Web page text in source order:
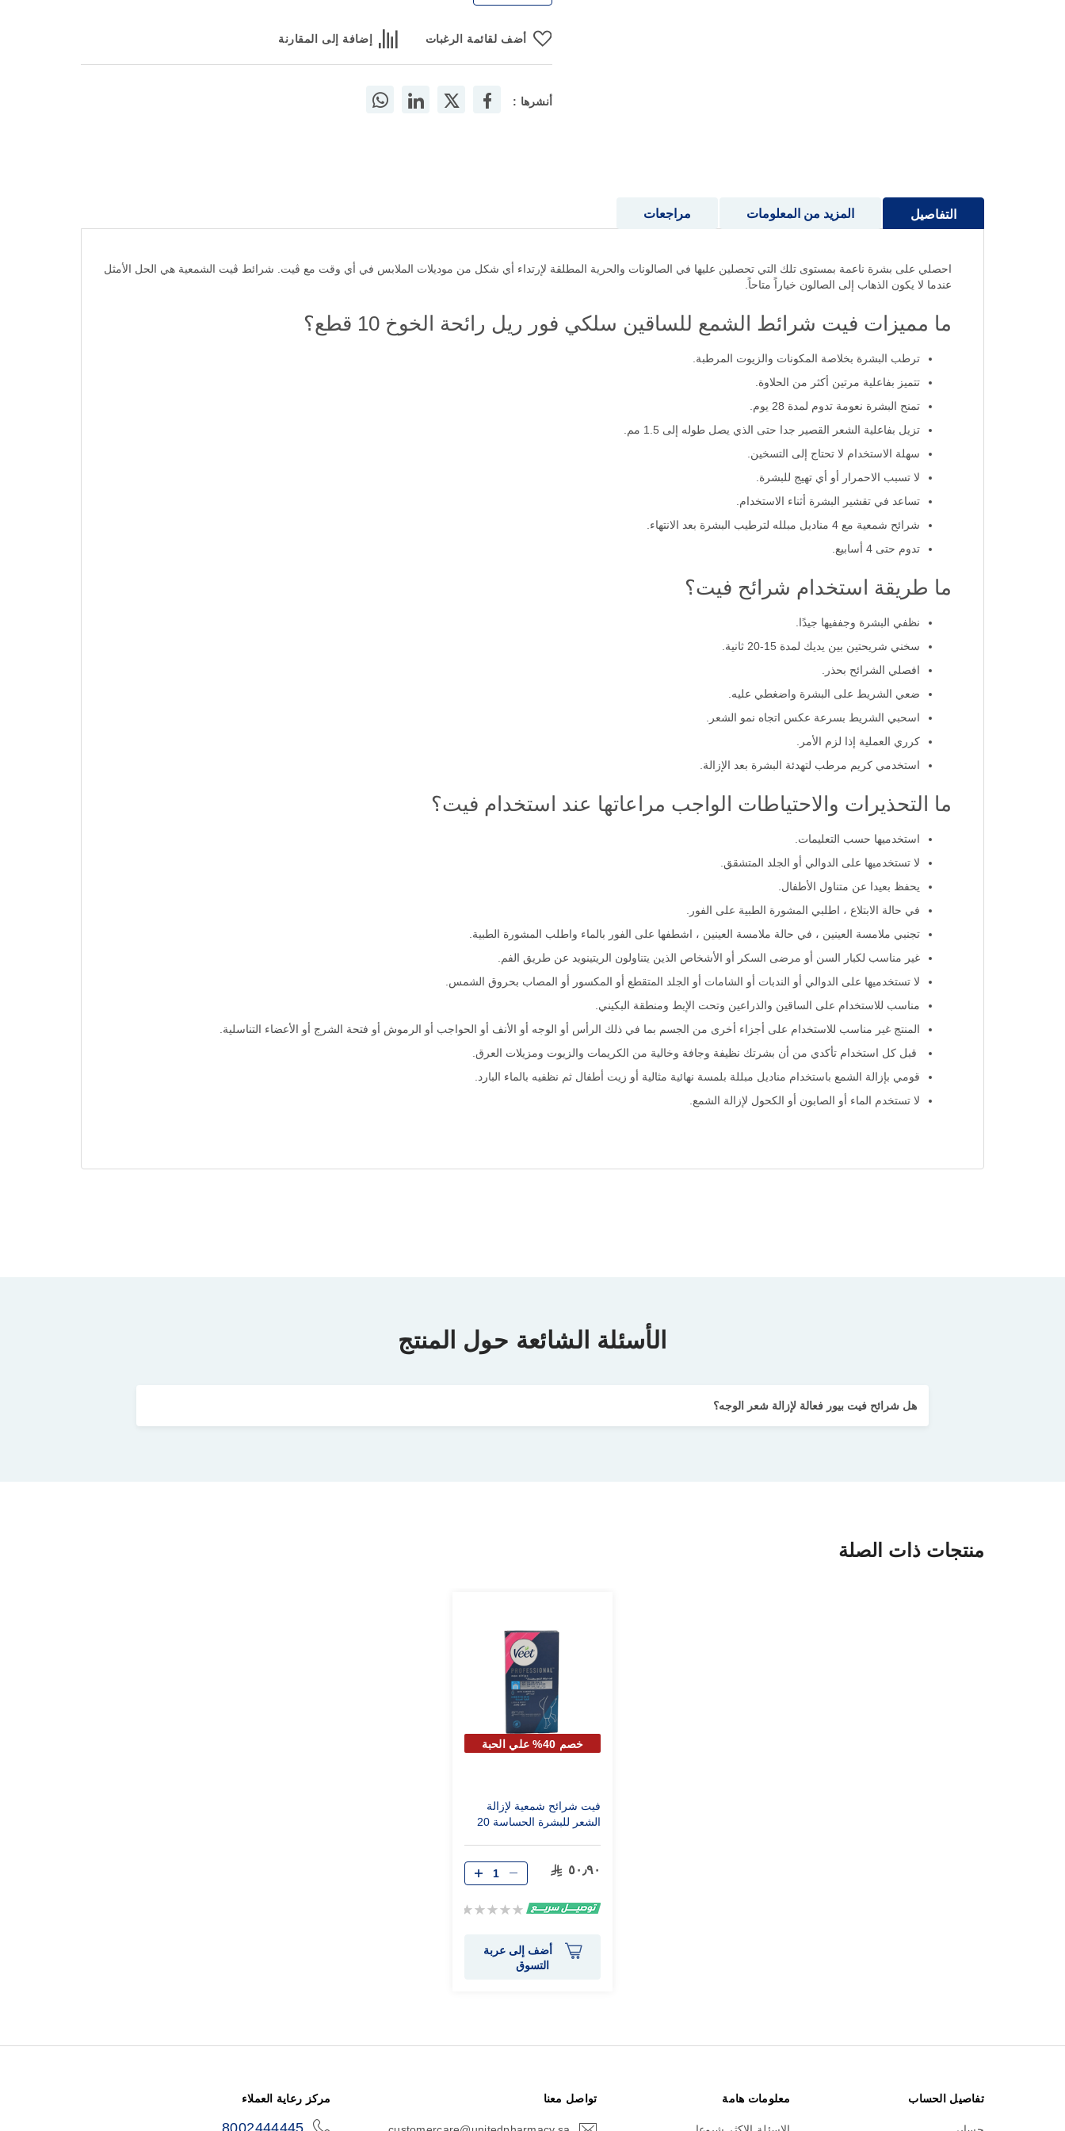
أضف لقائمة الرغبات إضافة إلى المقارنة
أنشرها :
التفاصيل
احصلي على بشرة ناعمة بمستوى تلك التي تحصلين عليها في الصالونات والحرية المطلقة لإرتداء أي شكل من موديلات الملابس في أي وقت مع ڤيت. شرائط ڤيت الشمعية هي الحل الأمثل
عندما لا يكون الذهاب إلى الصالون خياراً متاحاً.
ما مميزات فيت شرائط الشمع للساقين سلكي فور ريل رائحة الخوخ 10 قطع؟
ترطب البشرة بخلاصة المكونات والزيوت المرطبة.
تتميز بفاعلية مرتين أكثر من الحلاوة.
تمنح البشرة نعومة تدوم لمدة 28 يوم.
تزيل بفاعلية الشعر القصير جدا حتى الذي يصل طوله إلى 1.5 مم.
سهلة الاستخدام لا تحتاج إلى التسخين.
لا تسبب الاحمرار أو أي تهيج للبشرة.
تساعد في تقشير البشرة أثناء الاستخدام.
شرائح شمعية مع 4 مناديل مبلله لترطيب البشرة بعد الانتهاء.
تدوم حتى 4 أسابيع.
ما طريقة استخدام شرائح فيت؟
نظفي البشرة وجففيها جيدًا.
سخني شريحتين بين يديك لمدة 15-20 ثانية.
افصلي الشرائح بحذر.
ضعي الشريط على البشرة واضغطي عليه.
اسحبي الشريط بسرعة عكس اتجاه نمو الشعر.
كرري العملية إذا لزم الأمر.
استخدمي كريم مرطب لتهدئة البشرة بعد الإزالة.
ما التحذيرات والاحتياطات الواجب مراعاتها عند استخدام فيت؟
استخدميها حسب التعليمات.
لا تستخدميها على الدوالي أو الجلد المتشقق.
يحفظ بعيدا عن متناول الأطفال.
في حالة الابتلاع ، اطلبي المشورة الطبية على الفور.
تجنبي ملامسة العينين ، في حالة ملامسة العينين ، اشطفها على الفور بالماء واطلب المشورة الطبية.
غير مناسب لكبار السن أو مرضى السكر أو الأشخاص الذين يتناولون الريتينويد عن طريق الفم.
لا تستخدميها على الدوالي أو الندبات أو الشامات أو الجلد المتقطع أو المكسور أو المصاب بحروق الشمس.
مناسب للاستخدام على الساقين والذراعين وتحت الإبط ومنطقة البكيني.
المنتج غير مناسب للاستخدام على أجزاء أخرى من الجسم بما في ذلك الرأس أو الوجه أو الأنف أو الحواجب أو الرموش أو فتحة الشرج أو الأعضاء التناسلية.
قبل كل استخدام تأكدي من أن بشرتك نظيفة وجافة وخالية من الكريمات والزيوت ومزيلات العرق.
قومي بإزالة الشمع باستخدام مناديل مبللة بلمسة نهائية مثالية أو زيت أطفال ثم نظفيه بالماء البارد.
لا تستخدم الماء أو الصابون أو الكحول لإزالة الشمع.
المزيد من المعلومات مراجعات
الأسئلة الشائعة حول المنتج
هل شرائح فيت بيور فعالة لإزالة شعر الوجه؟
منتجات ذات الصلة
خصم 40% علي الحبة
فيت شرائح شمعية لإزالة
الشعر للبشرة الحساسة 20
٥٠٫٩٠
Rating:
أضف إلى عربة
التسوق
تفاصيل الحساب معلومات هامة تواصل معنا مركز رعاية العملاء